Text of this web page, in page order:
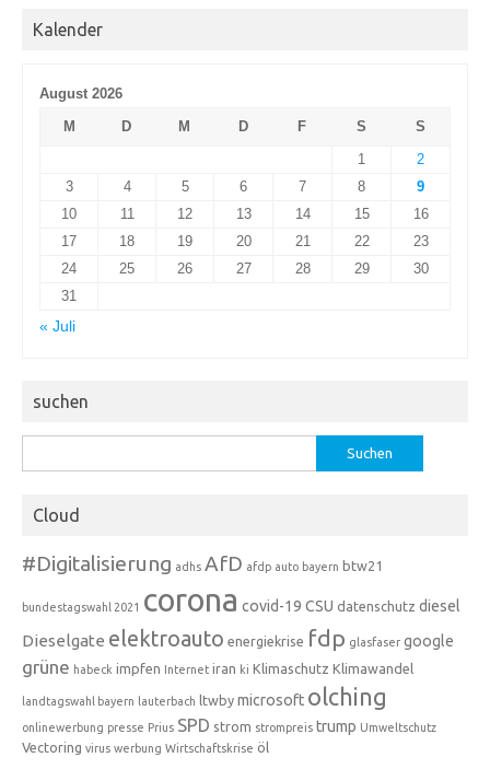
Kalender
August 2026
M
D M D F S
S
1
2
3
4 5 6 7 8
9
10
11 12 13 14 15
16
17
18 19 20 21 22
23
24
25 26 27 28 29
30
31
« Juli
suchen
nach:
Cloud
#Digitalisierung adhs AfD afdp auto bayern btw21
bundestagswahl 2021 corona covid-19 CSU datenschutz diesel
Dieselgate elektroauto energiekrise fdp glasfaser google
grüne habeck impfen Internet iran ki Klimaschutz Klimawandel
landtagswahl bayern lauterbach ltwby microsoft olching
onlinewerbung presse Prius SPD strom strompreis trump Umweltschutz
Vectoring virus werbung Wirtschaftskrise öl